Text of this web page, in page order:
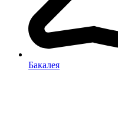
Бакалея